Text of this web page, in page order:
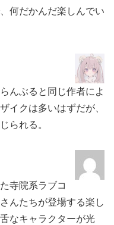
何だかんだ楽しんでい
んぶると同じ作者によ
イクは多いはずだが、
られる。
寺院系ラブコ
んたちが登場する楽し
なキャラクターが光